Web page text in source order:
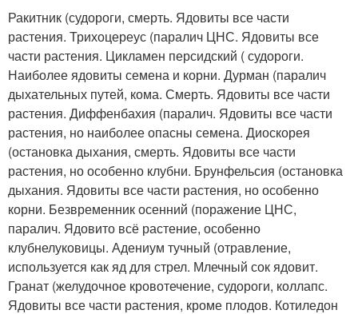
Ракитник (судороги, смерть. Ядовиты все части
растения. Трихоцереус (паралич ЦНС. Ядовиты все
части растения. Цикламен персидский ( судороги.
Наиболее ядовиты семена и корни. Дурман (паралич
дыхательных путей, кома. Смерть. Ядовиты все части
растения. Диффенбахия (паралич. Ядовиты все части
растения, но наиболее опасны семена. Диоскорея
(остановка дыхания, смерть. Ядовиты все части
растения, но особенно клубни. Брунфельсия (остановка
дыхания. Ядовиты все части растения, но особенно
корни. Безвременник осенний (поражение ЦНС,
паралич. Ядовито всё растение, особенно
клубнелуковицы. Адениум тучный (отравление,
используется как яд для стрел. Млечный сок ядовит.
Гранат (желудочное кровотечение, судороги, коллапс.
Ядовиты все части растения, кроме плодов. Котиледон